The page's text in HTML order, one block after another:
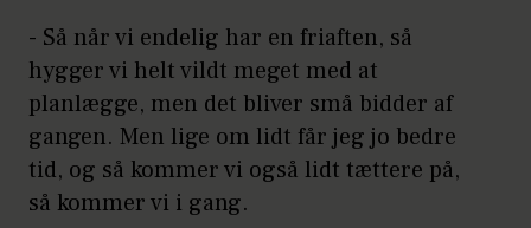
- Så når vi endelig har en friaften, så
hygger vi helt vildt meget med at
planlægge, men det bliver små bidder af
gangen. Men lige om lidt får jeg jo bedre
tid, og så kommer vi også lidt tættere på,
så kommer vi i gang.